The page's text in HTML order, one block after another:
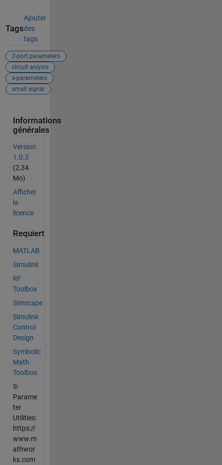
Tags
Ajouter
des
tags
2-port parameters
circuit anlysis
s-parameters
small signal
Informations
générales
Version
1.0.3
(2,34
Mo)
Afficher
la
licence
Requiert
MATLAB
Simulink
RF
Toolbox
Simscape
Simulink
Control
Design
Symbolic
Math
Toolbox
S-
Parame
ter
Utilities:
https://
www.m
athwor
ks.com